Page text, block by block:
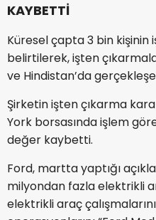
KAYBETTİ
Küresel çapta 3 bin kişinin
belirtilerek, işten
ve Hindistan’da
Şirketin işten çıkarma
York borsasında işlem
değer kaybetti.
Ford, martta yaptığı
milyondan fazla elektrikli
elektrikli araç